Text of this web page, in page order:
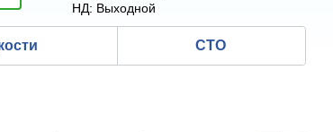
НД: Выходной
СТО